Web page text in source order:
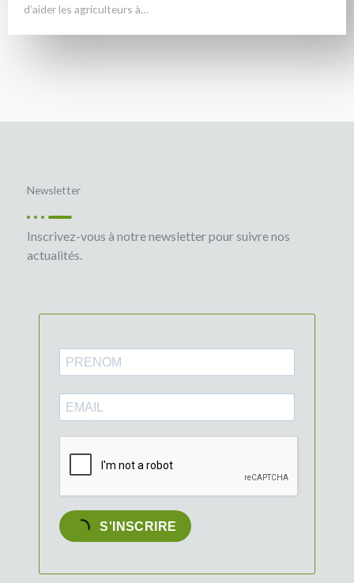
d’aider les agriculteurs à…
Newsletter
Inscrivez-vous à notre newsletter pour suivre nos
actualités.
S'INSCRIRE